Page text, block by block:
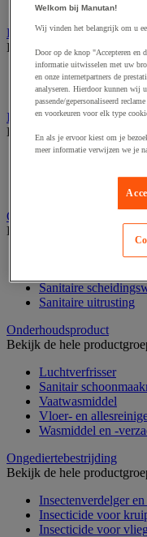
Sorteerbak en
Handdoeken en
Bekijk de hele productgroep
Handdoek
Handdoekdispenser
Industrieel reinigen
Bekijk de hele productgroep
Dispenser voor
Industriële
Nonwoven en
Onderdelen voor sanitair,
Bekijk de hele productgroep
Douche apparatuur
Sanitaire
Sanitaire uitrusting
Onderhoudsproduct
Bekijk de hele
Luchtverfrisser
Sanitair
Vaatwasmiddel
Vloer- en
Wasmiddel en -
Ongediertebestrijding
Bekijk de hele
Insectenverdelger
Insecticide voor
Insecticide voor
Welkom bij Manutan!
Wij vinden het belangrijk om u
Door op de knop "Accepteren en
informatie uitwisselen met uw
en onze internetpartners de
analyseren. Hierdoor kunnen wij
passende/gepersonaliseerd
en voorkeuren voor elk type
En als je ervoor kiest om je
meer informatie verwijzen we je